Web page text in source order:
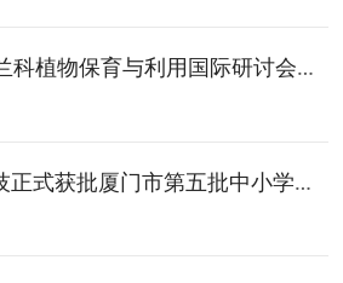
热烈欢迎 | 第五届兰科植物保育与利用国际研讨会走进棠潮园艺科技
喜讯！棠潮园艺科技正式获批厦门市第五批中小学生研学实践教育基地！